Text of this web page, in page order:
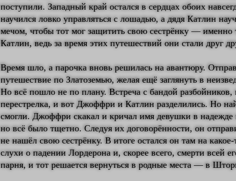
поступили. Западный край остался в сердцах обоих
научился ловко управляться с лошадью, а дядя Катлин
мечом, чтобы тот мог защитить свою сестрёнку —
Катлин, ведь за время этих путешествий они стали друг
Время шло, а парочка вновь решилась на авантюру.
путешествие по Златоземью, желая ещё заглянуть в
Но всё пошло не по плану. Встреча с бандой разбойников,
перестрелка, и вот Джоффри и Катлин разделились. Но
смогли. Джоффри скакал и кричал имя девушки в надежде
но всё было тщетно. Следуя их договорённости, он
не нашёл свою сестрёнку. В итоге остался он там на
слухи о падении Лордерона и, скорее всего, смерти всей
парня, и тот решается вернуться в родные места — в